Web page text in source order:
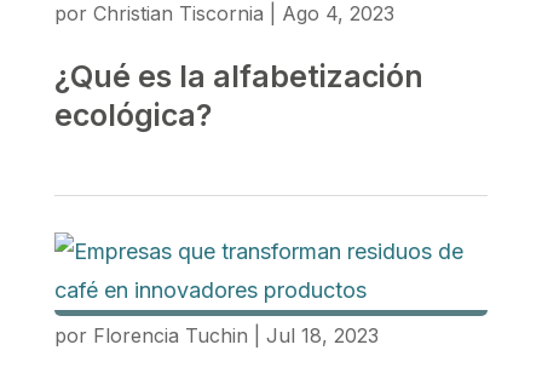
por Christian Tiscornia Ago 4, 2023
¿Qué es la alfabetización
ecológica?
por Florencia Tuchin Jul 18, 2023